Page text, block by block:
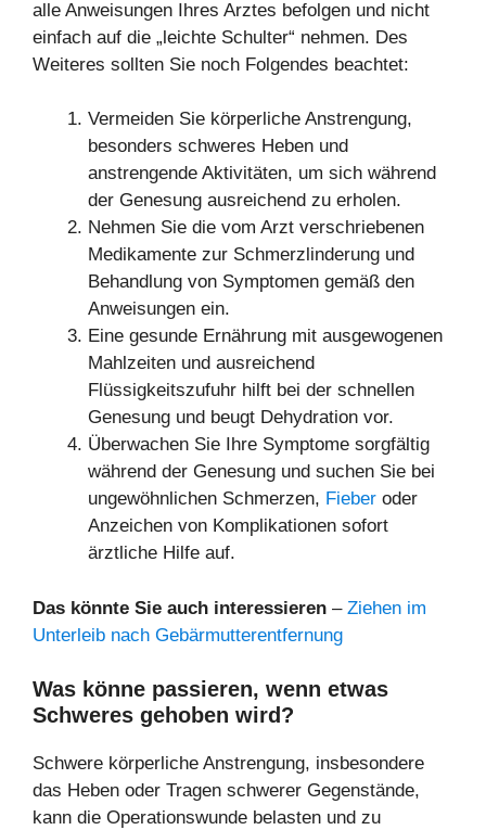
alle Anweisungen Ihres Arztes befolgen und nicht
einfach auf die „leichte Schulter“ nehmen. Des
Weiteres sollten Sie noch Folgendes beachtet:
Vermeiden Sie körperliche Anstrengung,
besonders schweres Heben und
anstrengende Aktivitäten, um sich während
der Genesung ausreichend zu erholen.
Nehmen Sie die vom Arzt verschriebenen
Medikamente zur Schmerzlinderung und
Behandlung von Symptomen gemäß den
Anweisungen ein.
Eine gesunde Ernährung mit ausgewogenen
Mahlzeiten und ausreichend
Flüssigkeitszufuhr hilft bei der schnellen
Genesung und beugt Dehydration vor.
Überwachen Sie Ihre Symptome sorgfältig
während der Genesung und suchen Sie bei
ungewöhnlichen Schmerzen, Fieber oder
Anzeichen von Komplikationen sofort
ärztliche Hilfe auf.
Das könnte Sie auch interessieren – Ziehen im
Unterleib nach Gebärmutterentfernung
Was könne passieren, wenn etwas
Schweres gehoben wird?
Schwere körperliche Anstrengung, insbesondere
das Heben oder Tragen schwerer Gegenstände,
kann die Operationswunde belasten und zu